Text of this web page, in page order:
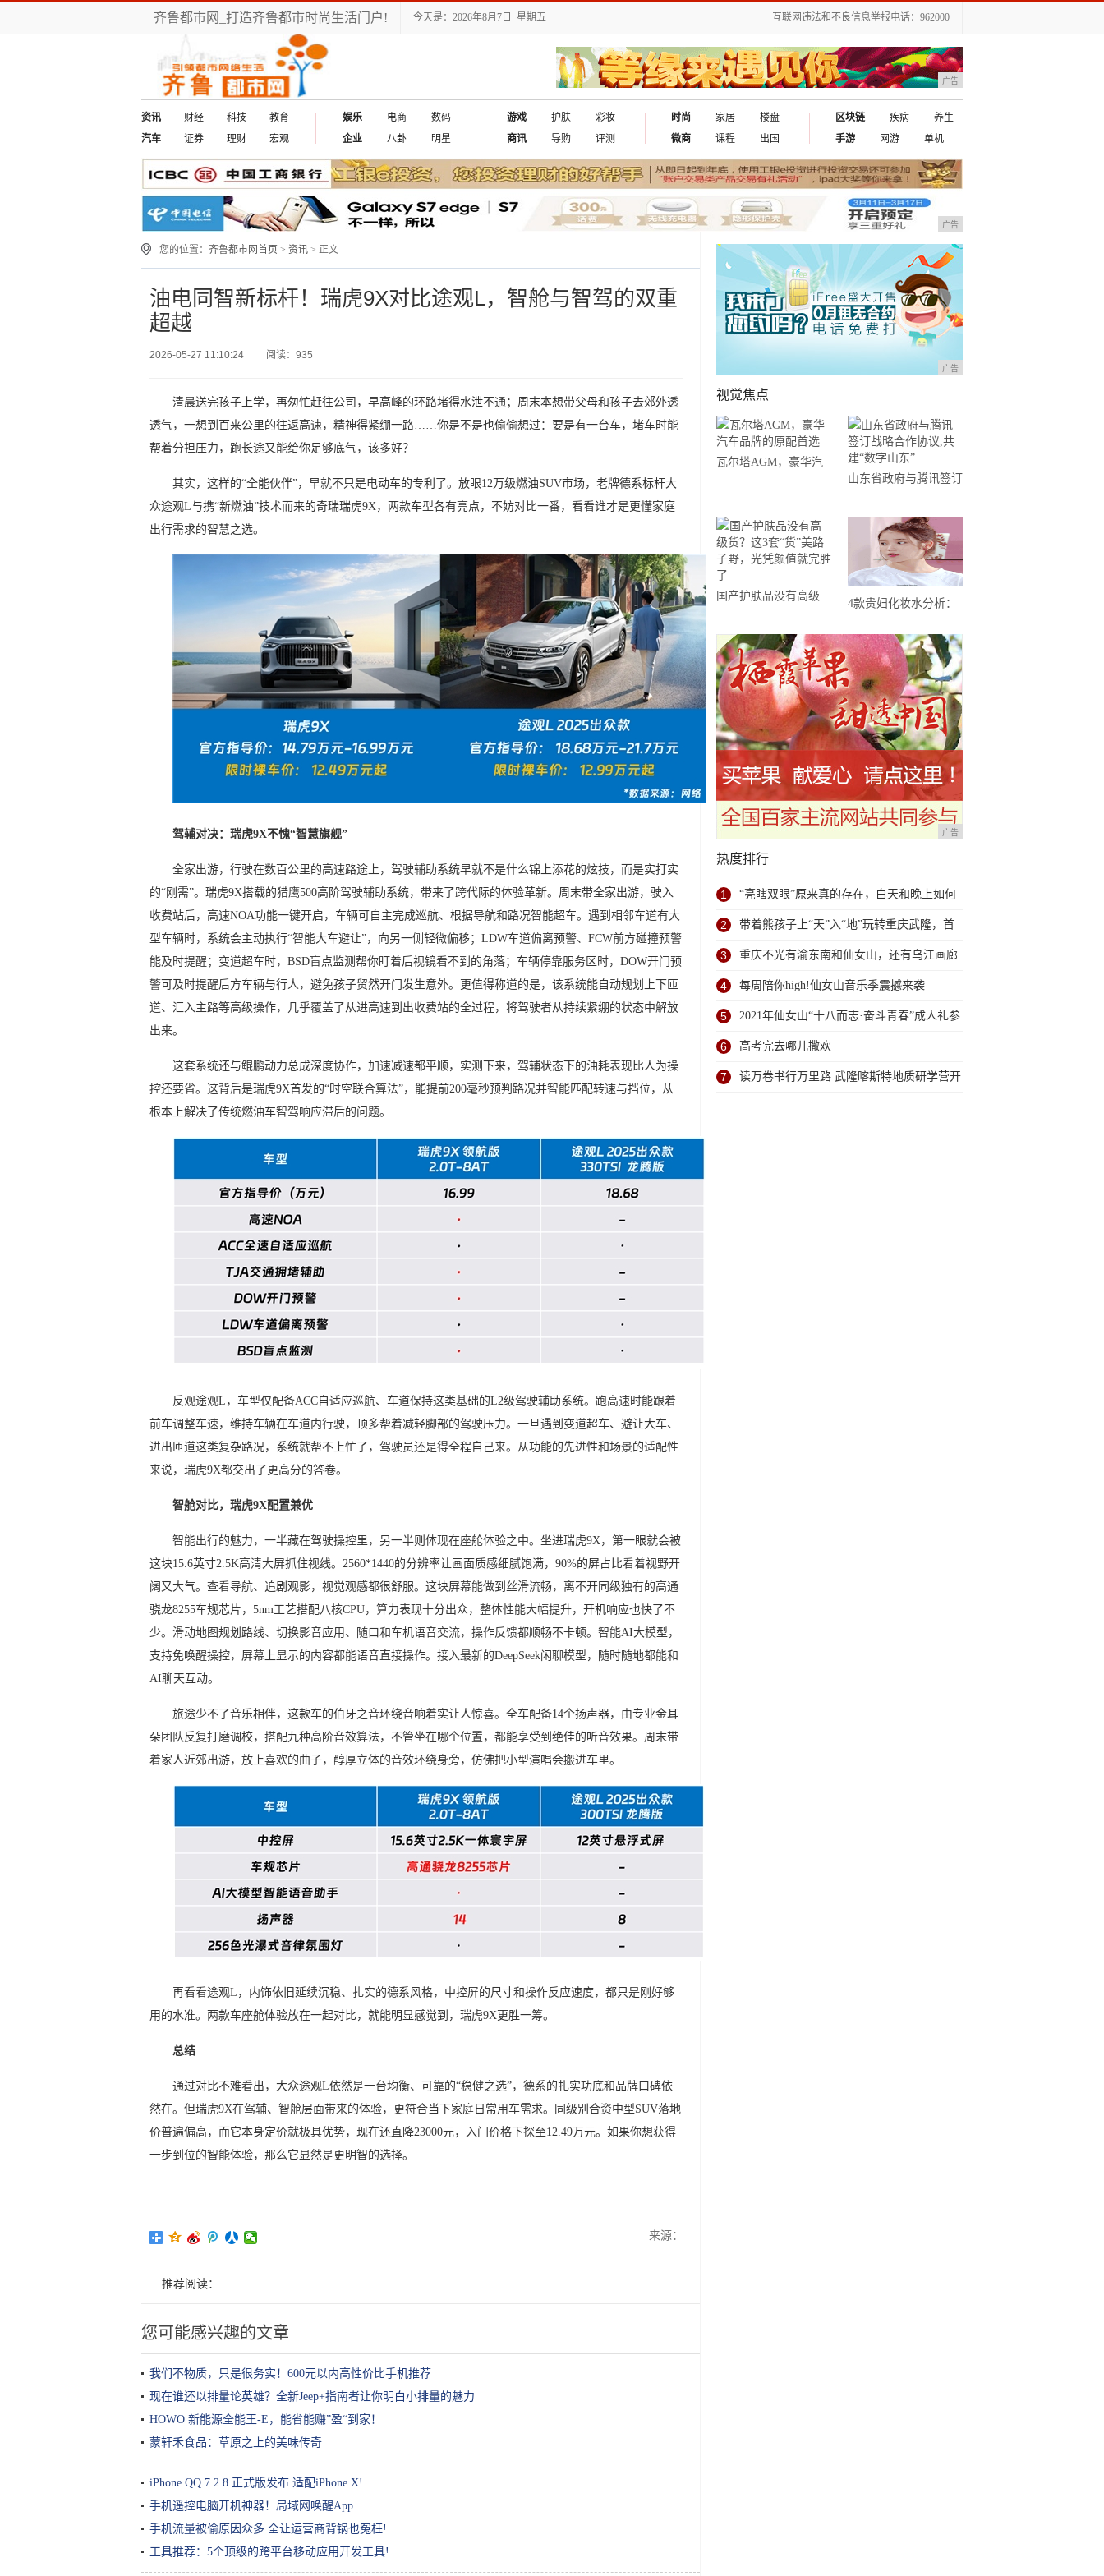
齐鲁都市网_打造齐鲁都市时尚生活门户! 今天是：2026年8月7日 星期五 互联网违法和不良信息举报电话：962000
广告
资讯 财经 科技
教育
汽车
证券 理财 宏观
娱乐 电商
数码
企业
八卦 明星
游戏 护肤
彩妆
商讯
导购 评测
时尚 家居
楼盘
微商
课程 出国
区块链 疾病
养生
手游
网游 单机
广告
您的位置： 齐鲁都市网首页 > 资讯 > 正文
油电同智新标杆！瑞虎9X对比途观L，智舱与智驾的双重
超越
2026-05-27 11:10:24 阅读：935
清晨送完孩子上学，再匆忙赶往公司，早高峰的环路堵得水泄不通；周末本想带父母和孩子去郊外透
透气，一想到百来公里的往返高速，精神得紧绷一路……你是不是也偷偷想过：要是有一台车，堵车时能
帮着分担压力，跑长途又能给你足够底气，该多好？
其实，这样的“全能伙伴”，早就不只是电动车的专利了。放眼12万级燃油SUV市场，老牌德系标杆大
众途观L与携“新燃油”技术而来的奇瑞瑞虎9X，两款车型各有亮点，不妨对比一番，看看谁才是更懂家庭
出行需求的智慧之选。
驾辅对决： 瑞虎9X不愧“智慧旗舰”
全家出游，行驶在数百公里的高速路途上，驾驶辅助系统早就不是什么锦上添花的炫技，而是实打实
的“刚需”。瑞虎9X搭载的猎鹰500高阶驾驶辅助系统，带来了跨代际的体验革新。周末带全家出游，驶入
收费站后，高速NOA功能一键开启，车辆可自主完成巡航、根据导航和路况智能超车。遇到相邻车道有大
型车辆时，系统会主动执行“智能大车避让”，向另一侧轻微偏移；LDW车道偏离预警、FCW前方碰撞预警
能及时提醒；变道超车时，BSD盲点监测帮你盯着后视镜看不到的角落；车辆停靠服务区时，DOW开门预
警可及时提醒后方车辆与行人，避免孩子贸然开门发生意外。更值得称道的是，该系统能自动规划上下匝
道、汇入主路等高级操作，几乎覆盖了从进高速到出收费站的全过程，将驾驶者从持续紧绷的状态中解放
出来。
这套系统还与鲲鹏动力总成深度协作，加速减速都平顺，实测下来，驾辅状态下的油耗表现比人为操
控还要省。这背后是瑞虎9X首发的“时空联合算法”，能提前200毫秒预判路况并智能匹配转速与挡位，从
根本上解决了传统燃油车智驾响应滞后的问题。
反观途观L，车型仅配备ACC自适应巡航、车道保持这类基础的L2级驾驶辅助系统。跑高速时能跟着
前车调整车速，维持车辆在车道内行驶，顶多帮着减轻脚部的驾驶压力。一旦遇到变道超车、避让大车、
进出匝道这类复杂路况，系统就帮不上忙了，驾驶员还是得全程自己来。从功能的先进性和场景的适配性
来说，瑞虎9X都交出了更高分的答卷。
智舱对比，瑞虎9X配置兼优
智能出行的魅力，一半藏在驾驶操控里，另一半则体现在座舱体验之中。坐进瑞虎9X，第一眼就会被
这块15.6英寸2.5K高清大屏抓住视线。2560*1440的分辨率让画面质感细腻饱满，90%的屏占比看着视野开
阔又大气。查看导航、追剧观影，视觉观感都很舒服。这块屏幕能做到丝滑流畅，离不开同级独有的高通
骁龙8255车规芯片，5nm工艺搭配八核CPU，算力表现十分出众，整体性能大幅提升，开机响应也快了不
少。滑动地图规划路线、切换影音应用、随口和车机语音交流，操作反馈都顺畅不卡顿。智能AI大模型，
支持免唤醒操控，屏幕上显示的内容都能语音直接操作。接入最新的DeepSeek闲聊模型，随时随地都能和
AI聊天互动。
旅途少不了音乐相伴，这款车的伯牙之音环绕音响着实让人惊喜。全车配备14个扬声器，由专业金耳
朵团队反复打磨调校，搭配九种高阶音效算法，不管坐在哪个位置，都能享受到绝佳的听音效果。周末带
着家人近郊出游，放上喜欢的曲子，醇厚立体的音效环绕身旁，仿佛把小型演唱会搬进车里。
再看看途观L，内饰依旧延续沉稳、扎实的德系风格，中控屏的尺寸和操作反应速度，都只是刚好够
用的水准。两款车座舱体验放在一起对比，就能明显感觉到，瑞虎9X更胜一筹。
总结
通过对比不难看出，大众途观L依然是一台均衡、可靠的“稳健之选”，德系的扎实功底和品牌口碑依
然在。但瑞虎9X在驾辅、智舱层面带来的体验，更符合当下家庭日常用车需求。同级别合资中型SUV落地
价普遍偏高，而它本身定价就极具优势，现在还直降23000元，入门价格下探至12.49万元。如果你想获得
一步到位的智能体验，那么它显然是更明智的选择。
来源：
推荐阅读：
您可能感兴趣的文章
我们不物质，只是很务实！600元以内高性价比手机推荐
现在谁还以排量论英雄？全新Jeep+指南者让你明白小排量的魅力
HOWO 新能源全能王-E，能省能赚”盈“到家！
蒙轩禾食品：草原之上的美味传奇
iPhone QQ 7.2.8 正式版发布 适配iPhone X!
手机遥控电脑开机神器！局域网唤醒App
手机流量被偷原因众多 全让运营商背锅也冤枉!
工具推荐：5个顶级的跨平台移动应用开发工具!
广告
视觉焦点
瓦尔塔AGM，豪华汽
山东省政府与腾讯签订
字山东”
国产护肤品没有高级
野，光凭颜值就完胜了
4款贵妇化妆水分析：
雅诗兰黛白金性价比高
广告
热度排行
1 “亮瞎双眼”原来真的存在，白天和晚上如何
正确护眼？
2 带着熊孩子上“天”入“地”玩转重庆武隆，首
列熊猫专列即将启程
3 重庆不光有渝东南和仙女山，还有乌江画廊
以及天生三桥
4 每周陪你high!仙女山音乐季震撼来袭
5 2021年仙女山“十八而志·奋斗青春”成人礼参
礼人员火热招募中
6 高考完去哪儿撒欢
7 读万卷书行万里路 武隆喀斯特地质研学营开